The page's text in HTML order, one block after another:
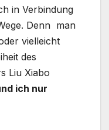
in Verbindung
Denn man
vielleicht
des
Liu Xiabo
ich nur